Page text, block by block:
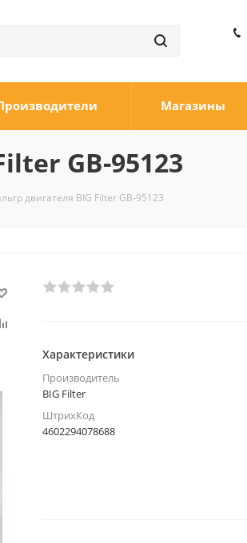
Магазины
GB-95123
двигателя BIG Filter GB-95123
Характеристики
Производитель
BIG Filter
ШтрихКод
4602294078688